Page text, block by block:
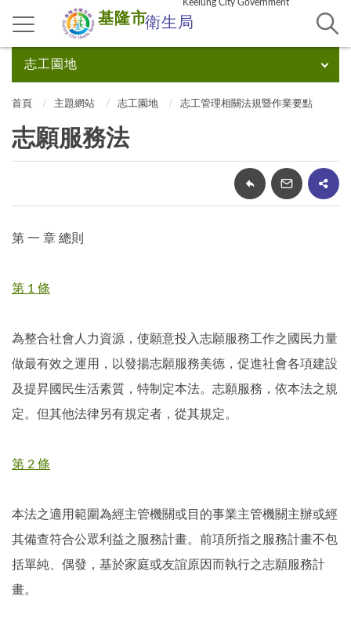
基隆市衛生局
Keelung City Government
志工園地
首頁 主題網站 志工園地 志工管理相關法規暨作業要點
志願服務法
第 一 章 總則
第 1 條
為整合社會人力資源，使願意投入志願服務工作之國民力量
做最有效之運用，以發揚志願服務美德，促進社會各項建設
及提昇國民生活素質，特制定本法。志願服務，依本法之規
定。但其他法律另有規定者，從其規定。
第 2 條
本法之適用範圍為經主管機關或目的事業主管機關主辦或經
其備查符合公眾利益之服務計畫。前項所指之服務計畫不包
括單純、偶發，基於家庭或友誼原因而執行之志願服務計
畫。